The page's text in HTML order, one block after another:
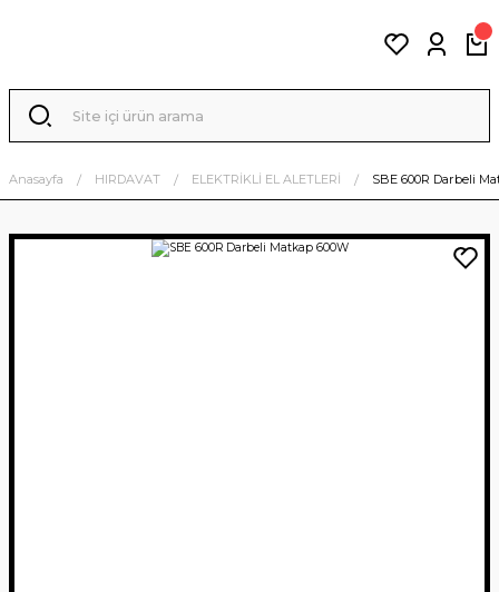
Anasayfa HIRDAVAT ELEKTRİKLİ EL ALETLERİ SBE 600R Darbeli